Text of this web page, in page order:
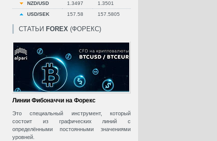
NZD/USD
1.3497
1.3501
USD/SEK
157.58 157.5805
СТАТЬИ FOREX (ФОРЕКС)
Линии Фибоначчи на Форекс
Это специальный инструмент, который
состоит из графических линий с
определёнными постоянными значениями
уровней.